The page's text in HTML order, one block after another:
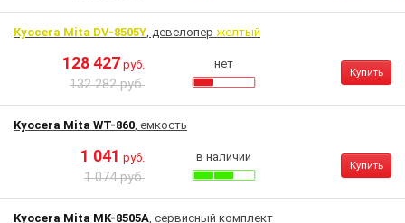
Kyocera Mita DV-8505Y, девелопер желтый
128 427 руб.
132 282 руб.
нет
Купить
Kyocera Mita WT-860, емкость
1 041 руб.
1 074 руб.
в наличии
Купить
Kyocera Mita MK-8505A, сервисный комплект